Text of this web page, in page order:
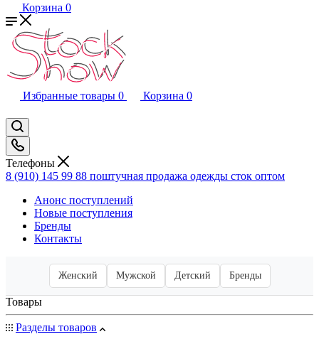
Корзина 0
Избранные товары 0 Корзина 0
Телефоны
8 (910) 145 99 88 поштучная продажа одежды сток оптом
Анонс поступлений
Новые поступления
Бренды
Контакты
Женский Мужской Детский Бренды
Товары
Разделы товаров